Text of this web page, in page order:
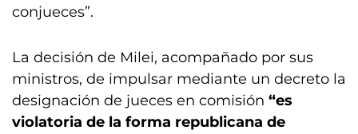
conjueces”.
La decisión de Milei, acompañado por sus
ministros, de impulsar mediante un decreto la
designación de jueces en comisión “es
violatoria de la forma republicana de